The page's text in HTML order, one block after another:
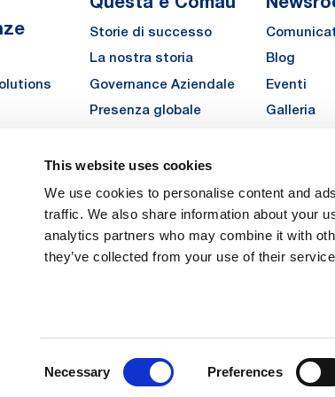
This website uses cookies
We use cookies to personalise content and
traffic. We also share information about your
analytics partners who may combine it with
they’ve collected from your use of their
Necessary Preferences
Storie di successo
La nostra storia
Governance Aziendale
Presenza globale
Sostenibilità
Fornitori
Funded Projects
Blog
Eventi
Galleria
Registered Office: Via Rivalta, 30,
Registered in the REA Torino 474119 –